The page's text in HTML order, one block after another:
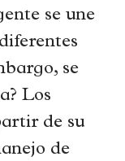
se une
se
Los
de su
de